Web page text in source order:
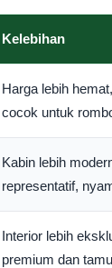
Kelebihan
Harga lebih
cocok untuk
Kabin lebih
representatif,
Interior lebih
premium dan